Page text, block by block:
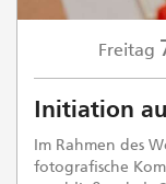
Freitag
Initiation
Im Rahmen des
fotografische